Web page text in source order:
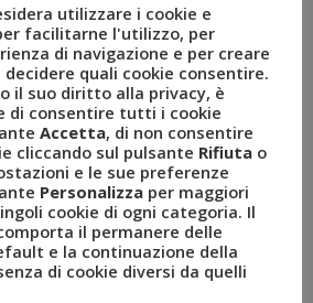
dove è più costoso
sempre di più i businessmen
[…]
utilizzare i cookie e
facilitarne l'utilizzo, per
di navigazione e per creare
quali cookie consentire.
il suo diritto alla privacy, è
di consentire tutti i cookie
Accetta, di non consentire
cliccando sul pulsante Rifiuta o
e le sue preferenze
Personalizza per maggiori
cookie di ogni categoria. Il
il permanere delle
e la continuazione della
di cookie diversi da quelli